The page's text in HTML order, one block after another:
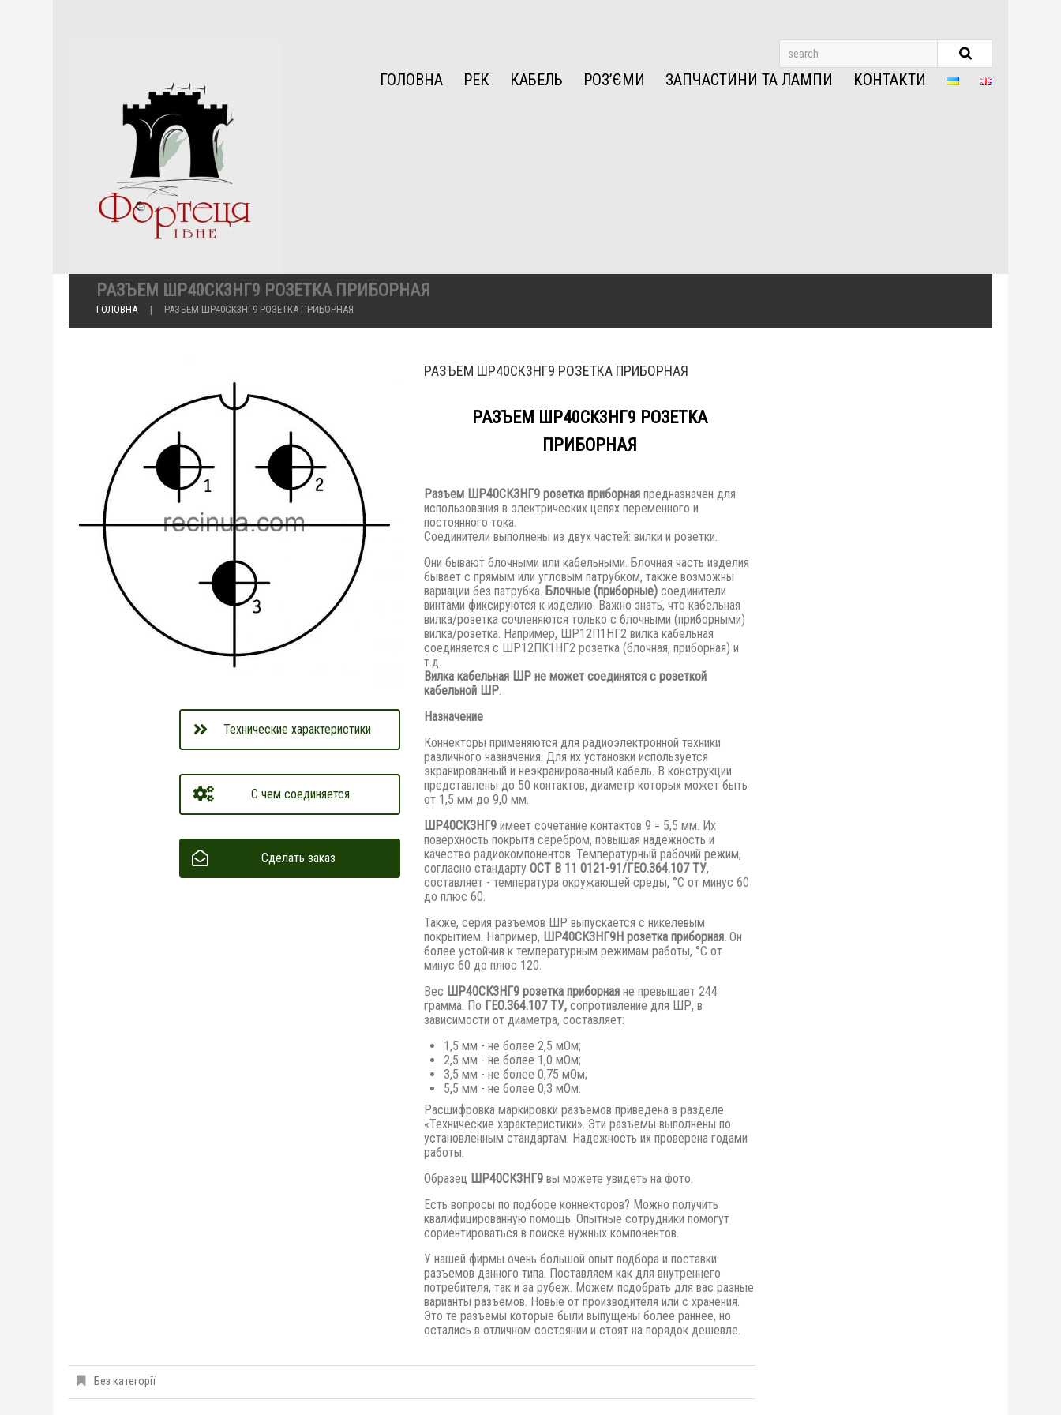
ГОЛОВНА РЕК КАБЕЛЬ РОЗ’ЄМИ ЗАПЧАСТИНИ ТА ЛАМПИ КОНТАКТИ
РАЗЪЕМ ШР40СК3НГ9 РОЗЕТКА ПРИБОРНАЯ
ГОЛОВНА РАЗЪЕМ ШР40СК3НГ9 РОЗЕТКА ПРИБОРНАЯ
Технические характеристики
С чем соединяется
Сделать заказ
РАЗЪЕМ ШР40СК3НГ9 РОЗЕТКА ПРИБОРНАЯ
РАЗЪЕМ ШР40СК3НГ9 РОЗЕТКА
ПРИБОРНАЯ
Разъем ШР40СК3НГ9 розетка приборная предназначен для
использования в электрических цепях переменного и
постоянного тока.
Соединители выполнены из двух частей: вилки и розетки.
Они бывают блочными или кабельными. Блочная часть изделия
бывает с прямым или угловым патрубком, также возможны
вариации без патрубка. Блочные (приборные) соединители
винтами фиксируются к изделию. Важно знать, что кабельная
вилка/розетка сочленяются только с блочными (приборными)
вилка/розетка. Например, ШР12П1НГ2 вилка кабельная
соединяется с ШР12ПК1НГ2 розетка (блочная, приборная) и
т.д.
Вилка кабельная ШР не может соединятся с розеткой
кабельной ШР.
Назначение
Коннекторы применяются для радиоэлектронной техники
различного назначения. Для их установки используется
экранированный и неэкранированный кабель. В конструкции
представлены до 50 контактов, диаметр которых может быть
от 1,5 мм до 9,0 мм.
ШР40СК3НГ9 имеет сочетание контактов 9 = 5,5 мм. Их
поверхность покрыта серебром, повышая надежность и
качество радиокомпонентов. Температурный рабочий режим,
согласно стандарту ОСТ В 11 0121-91/ГЕО.364.107 ТУ,
составляет - температура окружающей среды, °С от минус 60
до плюс 60.
Также, серия разъемов ШР выпускается с никелевым
покрытием. Например, ШР40СК3НГ9Н розетка приборная. Он
более устойчив к температурным режимам работы, °С от
минус 60 до плюс 120.
Вес ШР40СК3НГ9 розетка приборная не превышает 244
грамма. По ГЕО.364.107 ТУ, сопротивление для ШР, в
зависимости от диаметра, составляет:
1,5 мм - не более 2,5 мОм;
2,5 мм - не более 1,0 мОм;
3,5 мм - не более 0,75 мОм;
5,5 мм - не более 0,3 мОм.
Расшифровка маркировки разъемов приведена в разделе
«Технические характеристики». Эти разъемы выполнены по
установленным стандартам. Надежность их проверена годами
работы.
Образец ШР40СК3НГ9 вы можете увидеть на фото.
Есть вопросы по подборе коннекторов? Можно получить
квалифицированную помощь. Опытные сотрудники помогут
сориентироваться в поиске нужных компонентов.
У нашей фирмы очень большой опыт подбора и поставки
разъемов данного типа. Поставляем как для внутреннего
потребителя, так и за рубеж. Можем подобрать для вас разные
варианты разъемов. Новые от производителя или с хранения.
Это те разъемы которые были выпущены более раннее, но
остались в отличном состоянии и стоят на порядок дешевле.
Без категорії